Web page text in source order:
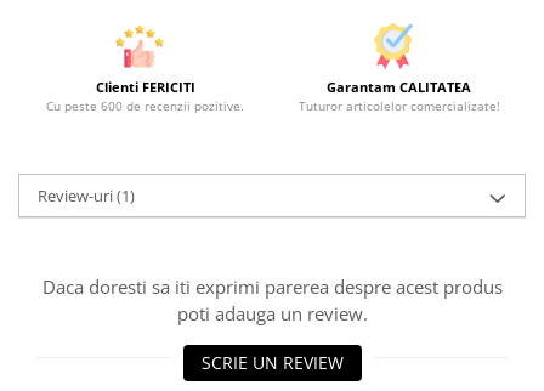
Clienti FERICITI
Cu peste 600 de recenzii pozitive.
Garantam CALITATEA
Tuturor articolelor comercializate!
Review-uri(1)
Daca doresti sa iti exprimi parerea despre acest produs
poti adauga un review.
SCRIE UN REVIEW